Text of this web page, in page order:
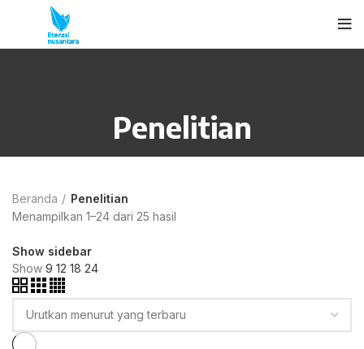
Penelitian
Beranda
Penelitian
Menampilkan 1–24 dari 25 hasil
Show sidebar
Show 9 12 18 24